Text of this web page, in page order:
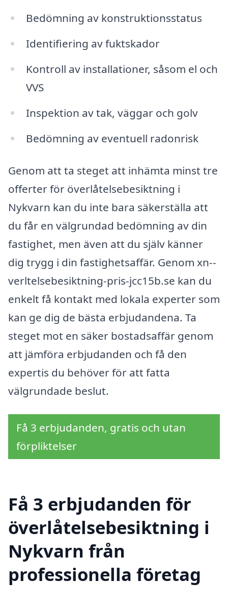
Bedömning av konstruktionsstatus
Identifiering av fuktskador
Kontroll av installationer, såsom el och
VVS
Inspektion av tak, väggar och golv
Bedömning av eventuell radonrisk
Genom att ta steget att inhämta minst tre
offerter för överlåtelsebesiktning i
Nykvarn kan du inte bara säkerställa att
du får en välgrundad bedömning av din
fastighet, men även att du själv känner
dig trygg i din fastighetsaffär. Genom xn--
verltelsebesiktning-pris-jcc15b.se kan du
enkelt få kontakt med lokala experter som
kan ge dig de bästa erbjudandena. Ta
steget mot en säker bostadsaffär genom
att jämföra erbjudanden och få den
expertis du behöver för att fatta
välgrundade beslut.
Få 3 erbjudanden, gratis och utan
förpliktelser
Få 3 erbjudanden för
överlåtelsebesiktning i
Nykvarn från
professionella företag